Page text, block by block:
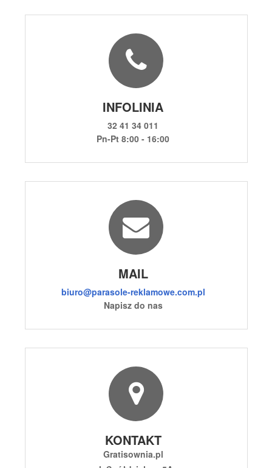
INFOLINIA
32 41 34 011
Pn-Pt 8:00 - 16:00
MAIL
biuro@parasole-reklamowe.com.pl
Napisz do nas
KONTAKT
Gratisownia.pl